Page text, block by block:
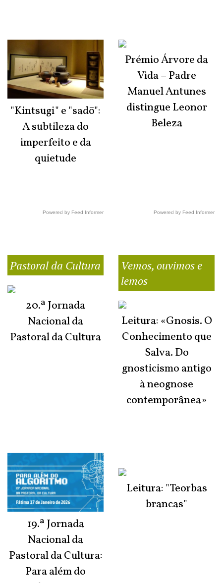
"Kintsugi" e "sadō":
A subtileza do
imperfeito e da
quietude
Powered by Feed Informer
Prémio Árvore da
Vida – Padre
Manuel Antunes
distingue Leonor
Beleza
Powered by Feed Informer
Pastoral da Cultura
20.ª Jornada
Nacional da
Pastoral da Cultura
19.ª Jornada
Nacional da
Pastoral da Cultura:
Para além do
Vemos, ouvimos e
lemos
Leitura: «Gnosis. O
Conhecimento que
Salva. Do
gnosticismo antigo
à neognose
contemporânea»
Leitura: "Teorbas
brancas"